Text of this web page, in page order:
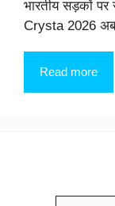
भारतीय सड़कों पर
Crysta 2026
Read more